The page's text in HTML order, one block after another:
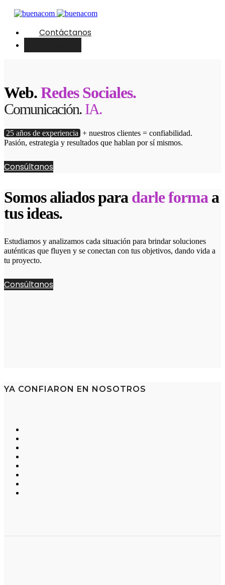
Contáctanos
Web.Redes Sociales.
Comunicación. IA.
25 años de experiencia + nuestros clientes = confiabilidad.
Pasión, estrategia y resultados que hablan por sí mismos.
Consúltanos
Somos aliados para darle forma a
tus ideas.
Estudiamos y analizamos cada situación para brindar soluciones
auténticas que fluyen y se conectan con tus objetivos, dando vida a
tu proyecto.
Consúltanos
YA CONFIARON EN NOSOTROS